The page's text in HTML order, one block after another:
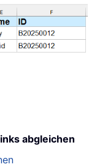
abgleichen